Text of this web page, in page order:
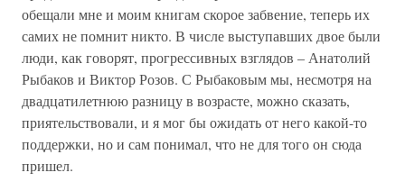
обещали мне и моим книгам скорое забвение, теперь их
самих не помнит никто. В числе выступавших двое были
люди, как говорят, прогрессивных взглядов – Анатолий
Рыбаков и Виктор Розов. С Рыбаковым мы, несмотря на
двадцатилетнюю разницу в возрасте, можно сказать,
приятельствовали, и я мог бы ожидать от него какой-то
поддержки, но и сам понимал, что не для того он сюда
пришел.